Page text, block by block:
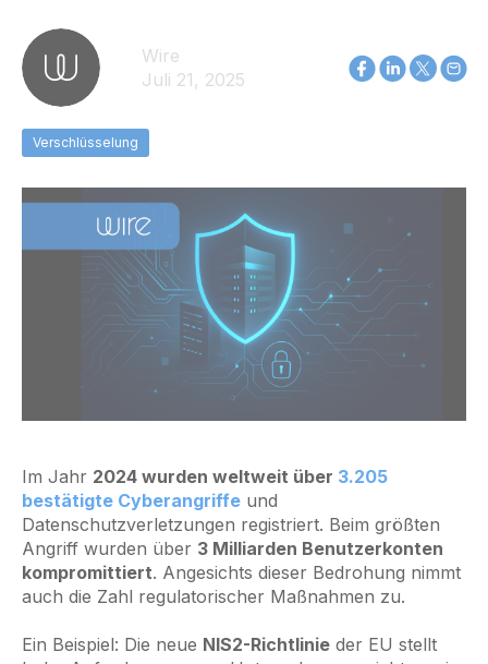
Wire
Juli 21, 2025
Verschlüsselung
Im Jahr 2024 wurden weltweit über 3.205
bestätigte Cyberangriffe und
Datenschutzverletzungen registriert. Beim größten
Angriff wurden über 3 Milliarden Benutzerkonten
kompromittiert. Angesichts dieser Bedrohung nimmt
auch die Zahl regulatorischer Maßnahmen zu.
Ein Beispiel: Die neue NIS2-Richtlinie der EU stellt